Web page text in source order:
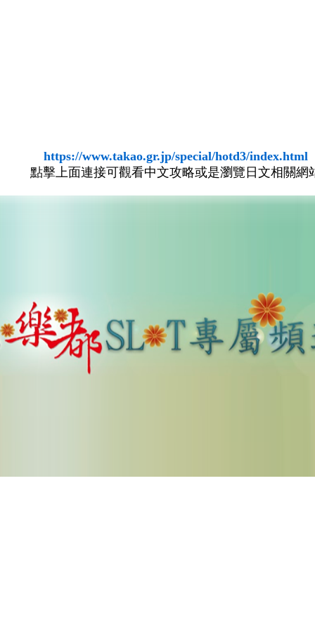
https://www.takao.gr.jp/special/hotd3/index.html
點擊上面連接可觀看中文攻略或是瀏覽日文相關網